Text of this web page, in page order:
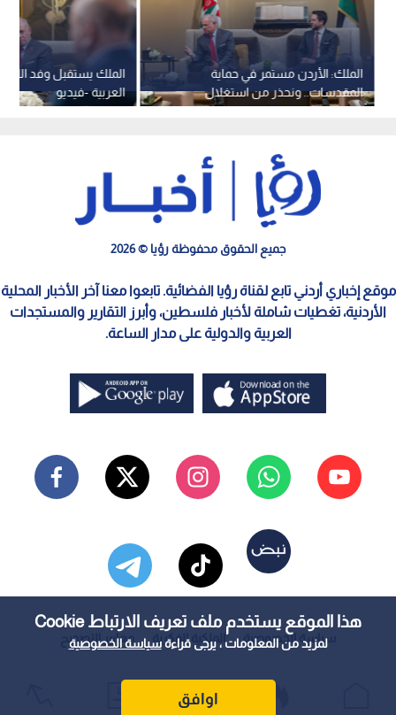
هذا الموقع يستخدم ملف تعريف الارتباط Cookie
لمزيد من المعلومات ، يرجى قراءةسياسة الخصوصية
اوافق
الملك يستقبل وفد اللجنة
العربية -فيديو
الملك: الأردن مستمر في حماية
المقدسات.. ونحذر من استغلال
الاضطرابات لفرض واقع جديد
جميع الحقوق محفوظة رؤيا © 2026
موقع إخباري أردني تابع لقناة رؤيا الفضائية. تابعوا معنا آخر الأخبار المحلية
الأردنية، تغطيات شاملة لأخبار فلسطين، وأبرز التقارير والمستجدات
العربية والدولية على مدار الساعة.
سياسة الخصوصية الملكية الفكرية معايير التصحيح